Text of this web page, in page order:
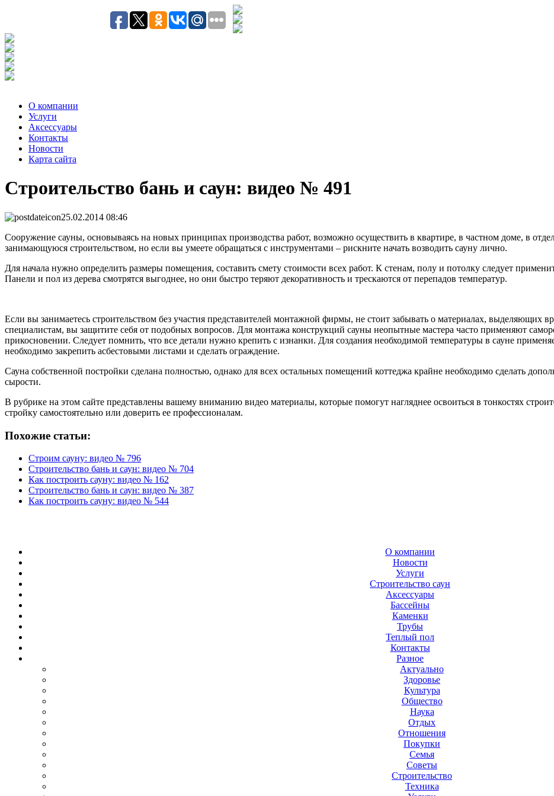
О компании
Услуги
Аксесcуары
Контакты
Новости
Карта сайта
Строительство бань и саун: видео № 491
25.02.2014 08:46
Сооружение сауны, основываясь на новых принципах производства работ, возможно осуществить в квартире, в частном доме, в
занимающуюся строительством, но если вы умеете обращаться с инструментами – рискните начать возводить сауну лично.
Для начала нужно определить размеры помещения, составить смету стоимости всех работ. К стенам, полу и потолку следует
Панели и пол из дерева смотрятся выгоднее, но они быстро теряют декоративность и трескаются от перепадов температур.
Если вы занимаетесь строительством без участия представителей монтажной фирмы, не стоит забывать о материалах, выделяющих
специалистам, вы защитите себя от подобных вопросов. Для монтажа конструкций сауны неопытные мастера часто применяют
прикосновении. Следует помнить, что все детали нужно крепить с изнанки. Для создания необходимой температуры в сауне
необходимо закрепить асбестовыми листами и сделать ограждение.
Сауна собственной постройки сделана полностью, однако для всех остальных помещений коттеджа крайне необходимо сделать
сырости.
В рубрике на этом сайте представлены вашему вниманию видео материалы, которые помогут нагляднее освоиться в тонкостях
стройку самостоятельно или доверить ее профессионалам.
Похожие статьи:
Строим сауну: видео № 796
Строительство бань и саун: видео № 704
Как построить сауну: видео № 162
Строительство бань и саун: видео № 387
Как построить сауну: видео № 544
О компании
Новости
Услуги
Строительство саун
Аксесcуары
Бассейны
Каменки
Трубы
Теплый пол
Контакты
Разное
Актуально
Здоровье
Культура
Общество
Наука
Отдых
Отношения
Покупки
Семья
Советы
Строительство
Техника